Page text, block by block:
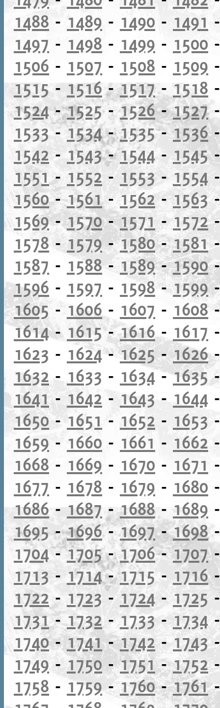
1488 - 1489 - 1490 - 1491
1497 - 1498 - 1499 - 1500
1506 - 1507 - 1508 - 1509
1515- 1516-1517- 1518
1524-1525-1526-1527
1533-1534-1535-1536
1542 - 1543-1544 - 1545
1551 - 1552 - 1553 - 1554
1560-1561- 1562-1563
1569-1570-1571 -1572
1578 -1579 -1580-1581
1587 - 1588-1589-1590
1596 - 1597 - 1598-1599
1605- 1606 - 1607 - 1608
1614- 1615-1616- 1617
1623 - 1624-1625-1626
1632 - 1633 - 1634-1635
1641 - 1642 - 1643 - 1644
1650-1651 - 1652 - 1653
1659 - 1660 - 1661 - 1662
1668 - 1669 - 1670 - 1671
1677 - 1678 - 1679 - 1680
1686 - 1687 -1688- 1689
1695-1696-1697-1698
1704-1705-1706-1707
1713 - 1714-1715 - 1716
1722 -1723 - 1724-1725
1731-1732 - 1733- 1734
1740-1741-1742-1743
1749 -1750 -1751-1752
1758 - 1759 -1760-1761